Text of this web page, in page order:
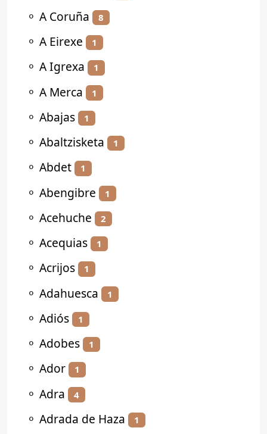
⚬ A Coruña 8
⚬ A Eirexe 1
⚬ A Igrexa 1
⚬ A Merca 1
⚬ Abajas 1
⚬ Abaltzisketa 1
⚬ Abdet 1
⚬ Abengibre 1
⚬ Acehuche 2
⚬ Acequias 1
⚬ Acrijos 1
⚬ Adahuesca 1
⚬ Adiós 1
⚬ Adobes 1
⚬ Ador 1
⚬ Adra 4
⚬ Adrada de Haza 1